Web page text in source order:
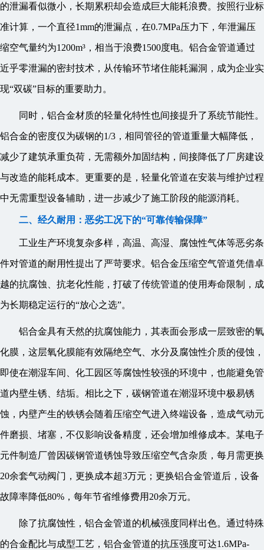
的泄漏看似微小，长期累积却会造成巨大能耗浪费。按照行业标
准计算，一个直径1mm的泄漏点，在0.7MPa压力下，年泄漏压
缩空气量约为1200m³，相当于浪费1500度电。铝合金管道通过
近乎零泄漏的密封技术，从传输环节堵住能耗漏洞，成为企业实
现“双碳”目标的重要助力。
同时，铝合金材质的轻量化特性也间接提升了系统节能性。
铝合金的密度仅为碳钢的1/3，相同管径的管道重量大幅降低，
减少了建筑承重负荷，无需额外加固结构，间接降低了厂房建设
与改造的能耗成本。更重要的是，轻量化管道在安装与维护过程
中无需重型设备辅助，进一步减少了施工阶段的能源消耗。
二、经久耐用：恶劣工况下的“可靠传输保障”
工业生产环境复杂多样，高温、高湿、腐蚀性气体等恶劣条
件对管道的耐用性提出了严苛要求。铝合金压缩空气管道凭借卓
越的抗腐蚀、抗老化性能，打破了传统管道的使用寿命限制，成
为长期稳定运行的“放心之选”。
铝合金具有天然的抗腐蚀能力，其表面会形成一层致密的氧
化膜，这层氧化膜能有效隔绝空气、水分及腐蚀性介质的侵蚀，
即使在潮湿车间、化工园区等腐蚀性较强的环境中，也能避免管
道内壁生锈、结垢。相比之下，碳钢管道在潮湿环境中极易锈
蚀，内壁产生的铁锈会随着压缩空气进入终端设备，造成气动元
件磨损、堵塞，不仅影响设备精度，还会增加维修成本。某电子
元件制造厂曾因碳钢管道锈蚀导致压缩空气含杂质，每月需更换
20余套气动阀门，更换成本超3万元；更换铝合金管道后，设备
故障率降低80%，每年节省维修费用20余万元。
除了抗腐蚀性，铝合金管道的机械强度同样出色。通过特殊
的合金配比与成型工艺，铝合金管道的抗压强度可达1.6MPa-